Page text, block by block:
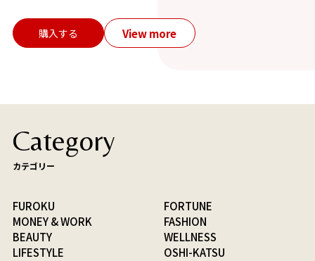
購入する View more
Category
カテゴリー
FUROKU
FORTUNE
MONEY & WORK
FASHION
BEAUTY
WELLNESS
LIFESTYLE
OSHI-KATSU